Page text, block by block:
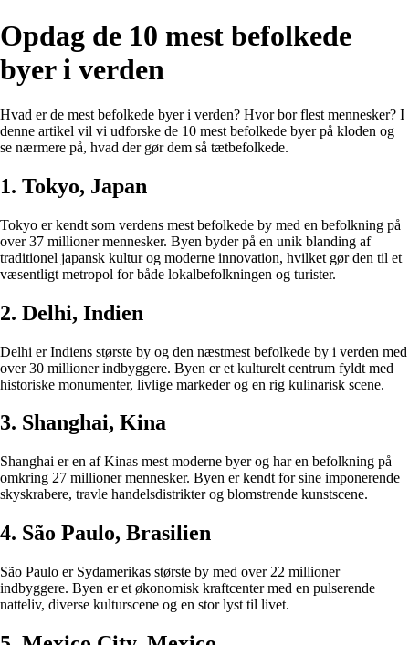
Opdag de 10 mest befolkede
byer i verden
Hvad er de mest befolkede byer i verden? Hvor bor flest mennesker? I
denne artikel vil vi udforske de 10 mest befolkede byer på kloden og
se nærmere på, hvad der gør dem så tætbefolkede.
1. Tokyo, Japan
Tokyo er kendt som verdens mest befolkede by med en befolkning på
over 37 millioner mennesker. Byen byder på en unik blanding af
traditionel japansk kultur og moderne innovation, hvilket gør den til et
væsentligt metropol for både lokalbefolkningen og turister.
2. Delhi, Indien
Delhi er Indiens største by og den næstmest befolkede by i verden med
over 30 millioner indbyggere. Byen er et kulturelt centrum fyldt med
historiske monumenter, livlige markeder og en rig kulinarisk scene.
3. Shanghai, Kina
Shanghai er en af Kinas mest moderne byer og har en befolkning på
omkring 27 millioner mennesker. Byen er kendt for sine imponerende
skyskrabere, travle handelsdistrikter og blomstrende kunstscene.
4. São Paulo, Brasilien
São Paulo er Sydamerikas største by med over 22 millioner
indbyggere. Byen er et økonomisk kraftcenter med en pulserende
natteliv, diverse kulturscene og en stor lyst til livet.